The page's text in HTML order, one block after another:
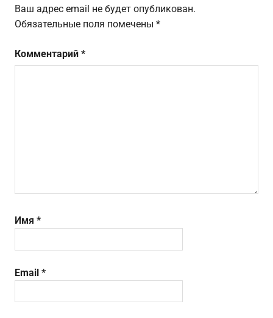
Ваш адрес email не будет опубликован.
Обязательные поля помечены *
Комментарий *
Имя *
Email *